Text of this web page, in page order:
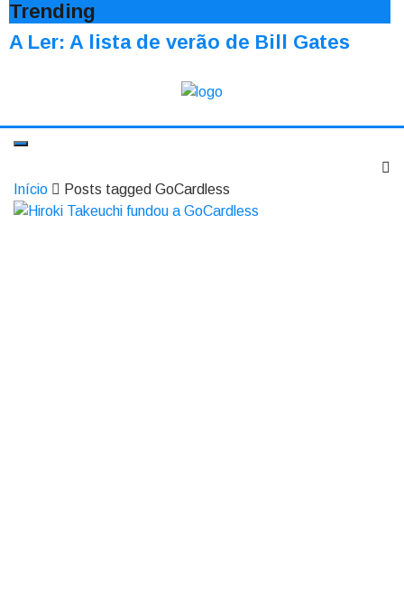
Trending
A Ler: A lista de verão de Bill Gates
Início Posts tagged GoCardless